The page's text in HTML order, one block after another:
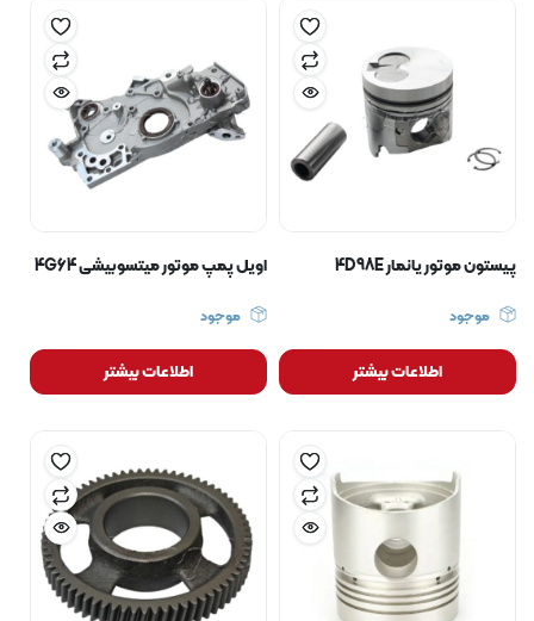
پیستون موتور یانمار 4D98E
موجود
اطلاعات بیشتر
اویل پمپ موتور میتسوبیشی 4G64
موجود
اطلاعات بیشتر